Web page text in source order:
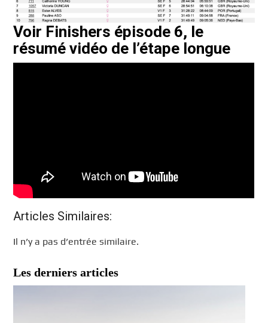
Voir Finishers épisode 6, le
résumé vidéo de l’étape longue
Articles Similaires:
Il n’y a pas d’entrée similaire.
Les derniers articles